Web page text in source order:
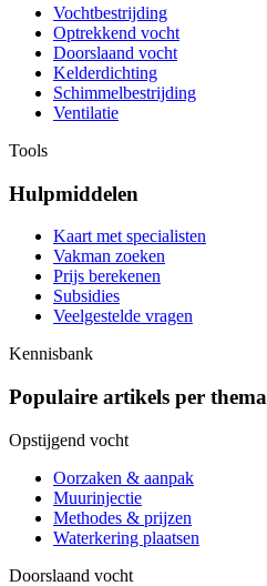
Vochtbestrijding
Optrekkend vocht
Doorslaand vocht
Kelderdichting
Schimmelbestrijding
Ventilatie
Tools
Hulpmiddelen
Kaart met specialisten
Vakman zoeken
Prijs berekenen
Subsidies
Veelgestelde vragen
Kennisbank
Populaire artikels per thema
Opstijgend vocht
Oorzaken & aanpak
Muurinjectie
Methodes & prijzen
Waterkering plaatsen
Doorslaand vocht